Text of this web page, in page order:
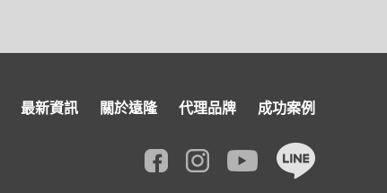
最新資訊 關於遠隆 代理品牌 成功案例